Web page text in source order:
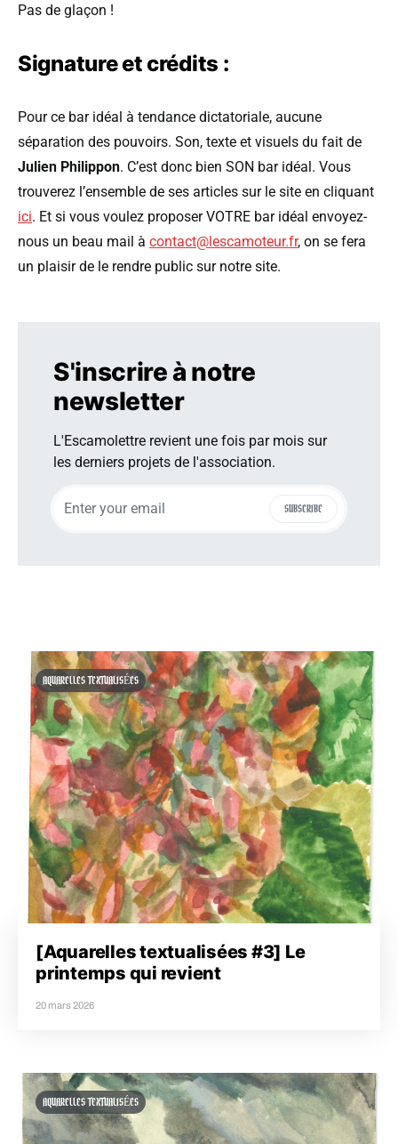
Pas de glaçon !
Signature et crédits :
Pour ce bar idéal à tendance dictatoriale, aucune
séparation des pouvoirs. Son, texte et visuels du fait de
Julien Philippon. C’est donc bien SON bar idéal. Vous
trouverez l’ensemble de ses articles sur le site en cliquant
ici. Et si vous voulez proposer VOTRE bar idéal envoyez-
nous un beau mail à contact@lescamoteur.fr, on se fera
un plaisir de le rendre public sur notre site.
S'inscrire à notre
newsletter
L'Escamolettre revient une fois par mois sur
les derniers projets de l'association.
SUBSCRIBE
AQUARELLES TEXTUALISÉES
[Aquarelles textualisées #3] Le
printemps qui revient
20 mars 2026
AQUARELLES TEXTUALISÉES